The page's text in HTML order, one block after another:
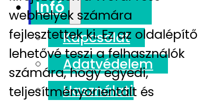
Infó
Kapcsolat
Adatvédelem
Használati
webhelyek számára
fejlesztettek ki. Ez az oldalépítő
lehetővé teszi a felhasználók
számára, hogy egyedi,
teljesítményorientált és